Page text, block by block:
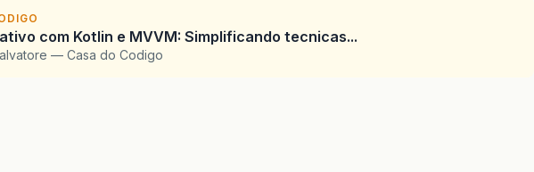
com Kotlin e MVVM: Simplificando tecnicas...
— Casa do Codigo